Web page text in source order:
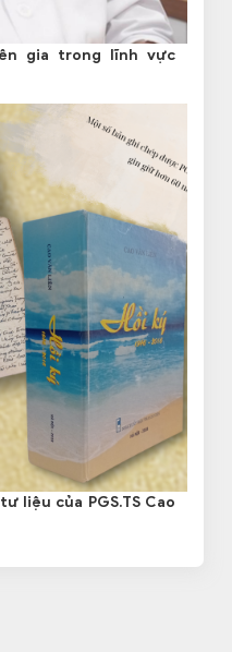
gia trong lĩnh vực
liệu của PGS.TS Cao